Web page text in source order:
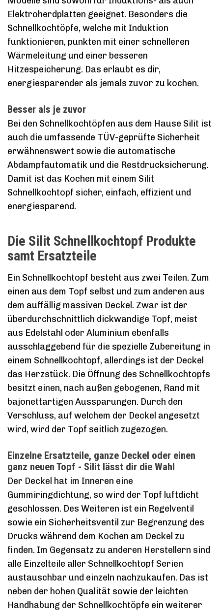
Elektroherdplatten geeignet. Besonders die
Schnellkochtöpfe, welche mit Induktion
funktionieren, punkten mit einer schnelleren
Wärmeleitung und einer besseren
Hitzespeicherung. Das erlaubt es dir,
energiesparender als jemals zuvor zu kochen.
Besser als je zuvor
Bei den Schnellkochtöpfen aus dem Hause Silit ist
auch die umfassende TÜV-geprüfte Sicherheit
erwähnenswert sowie die automatische
Abdampfautomatik und die Restdrucksicherung.
Damit ist das Kochen mit einem Silit
Schnellkochtopf sicher, einfach, effizient und
energiesparend.
Die Silit Schnellkochtopf Produkte
samt Ersatzteile
Ein Schnellkochtopf besteht aus zwei Teilen. Zum
einen aus dem Topf selbst und zum anderen aus
dem auffällig massiven Deckel. Zwar ist der
überdurchschnittlich dickwandige Topf, meist
aus Edelstahl oder Aluminium ebenfalls
ausschlaggebend für die spezielle Zubereitung in
einem Schnellkochtopf, allerdings ist der Deckel
das Herzstück. Die Öffnung des Schnellkochtopfs
besitzt einen, nach außen gebogenen, Rand mit
bajonettartigen Aussparungen. Durch den
Verschluss, auf welchem der Deckel angesetzt
wird, wird der Topf seitlich zugezogen.
Einzelne Ersatzteile, ganze Deckel oder einen
ganz neuen Topf - Silit lässt dir die Wahl
Der Deckel hat im Inneren eine
Gummiringdichtung, so wird der Topf luftdicht
geschlossen. Des Weiteren ist ein Regelventil
sowie ein Sicherheitsventil zur Begrenzung des
Drucks während dem Kochen am Deckel zu
finden. Im Gegensatz zu anderen Herstellern sind
alle Einzelteile aller Schnellkochtopf Serien
austauschbar und einzeln nachzukaufen. Das ist
neben der hohen Qualität sowie der leichten
Handhabung der Schnellkochtöpfe ein weiterer